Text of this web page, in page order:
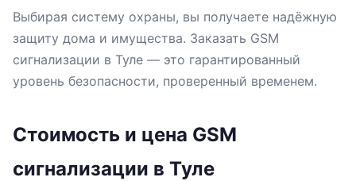
Выбирая систему охраны, вы получаете надёжную
защиту дома и имущества. Заказать GSM
сигнализации в Туле — это гарантированный
уровень безопасности, проверенный временем.
Стоимость и цена GSM
сигнализации в Туле